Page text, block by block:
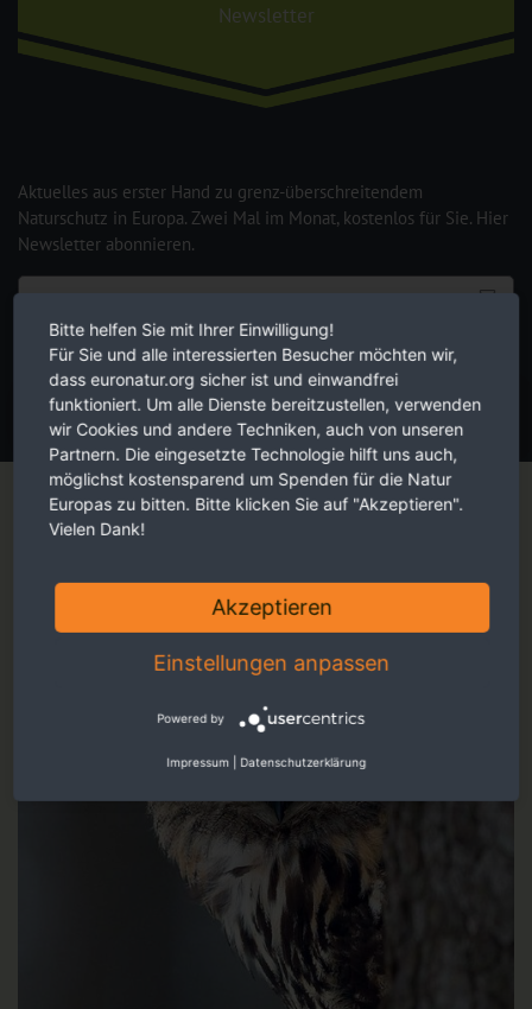
Newsletter
Aktuelles aus erster Hand zu grenz-überschreitendem
Naturschutz in Europa. Zwei Mal im Monat, kostenlos für Sie. Hier
Newsletter abonnieren.
Die Hinweise zumDatenschutz habe ich verstanden.
JETZT ANMELDEN
Magazin
Bitte helfen Sie mit Ihrer Einwilligung!
Für Sie und alle interessierten Besucher möchten wir,
dass euronatur.org sicher ist und einwandfrei
funktioniert. Um alle Dienste bereitzustellen, verwenden
wir Cookies und andere Techniken, auch von unseren
Partnern. Die eingesetzte Technologie hilft uns auch,
möglichst kostensparend um Spenden für die Natur
Europas zu bitten. Bitte klicken Sie auf "Akzeptieren".
Vielen Dank!
Akzeptieren
Einstellungen anpassen
Powered by
Impressum Datenschutzerklärung